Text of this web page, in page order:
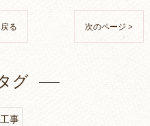
る 次のページ >
グ
事